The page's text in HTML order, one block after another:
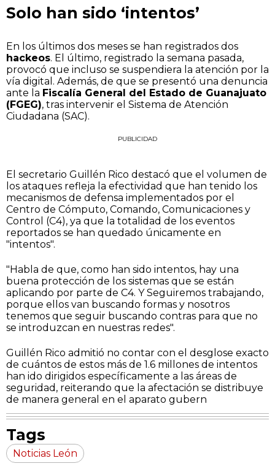
Solo han sido ‘intentos’
En los últimos dos meses se han registrados dos
hackeos. El último, registrado la semana pasada,
provocó que incluso se suspendiera la atención por la
vía digital. Además, de que se presentó una denuncia
ante la Fiscalía General del Estado de Guanajuato
(FGEG), tras intervenir el Sistema de Atención
Ciudadana (SAC).
PUBLICIDAD
El secretario Guillén Rico destacó que el volumen de
los ataques refleja la efectividad que han tenido los
mecanismos de defensa implementados por el
Centro de Cómputo, Comando, Comunicaciones y
Control (C4), ya que la totalidad de los eventos
reportados se han quedado únicamente en
"intentos".
"Habla de que, como han sido intentos, hay una
buena protección de los sistemas que se están
aplicando por parte de C4. Y Seguiremos trabajando,
porque ellos van buscando formas y nosotros
tenemos que seguir buscando contras para que no
se introduzcan en nuestras redes".
Guillén Rico admitió no contar con el desglose exacto
de cuántos de estos más de 1.6 millones de intentos
han ido dirigidos específicamente a las áreas de
seguridad, reiterando que la afectación se distribuye
de manera general en el aparato gubern
Tags
Noticias León